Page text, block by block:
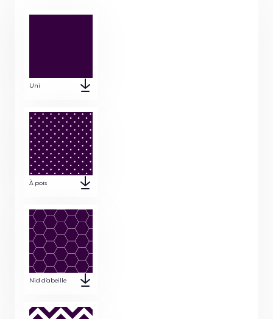
Uni
À pois
Nid d’abeille